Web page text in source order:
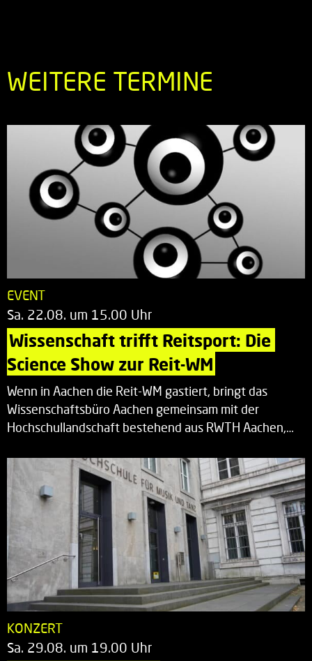
WEITERE TERMINE
EVENT
Sa. 22.08. um 15.00 Uhr
Wissenschaft trifft Reitsport: Die
Science Show zur Reit-WM
Wenn in Aachen die Reit-WM gastiert, bringt das
Wissenschaftsbüro Aachen gemeinsam mit der
Hochschullandschaft bestehend aus RWTH Aachen,…
KONZERT
Sa. 29.08. um 19.00 Uhr